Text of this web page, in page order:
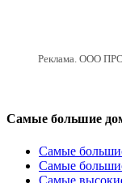
Реклама. ООО
Самые большие
Самые
Самые
Самые